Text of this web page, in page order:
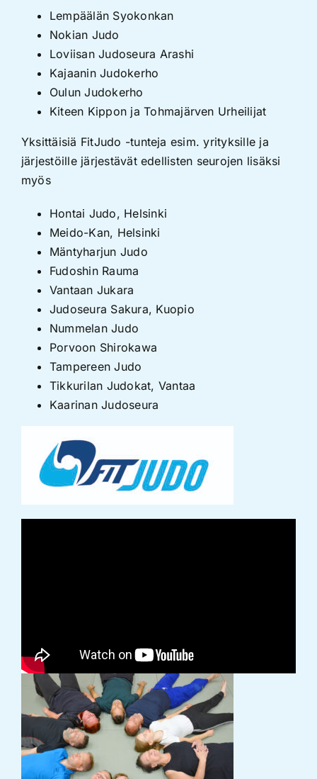
Lempäälän Syokonkan
Nokian Judo
Loviisan Judoseura Arashi
Kajaanin Judokerho
Oulun Judokerho
Kiteen Kippon ja Tohmajärven Urheilijat
Yksittäisiä FitJudo -tunteja esim. yrityksille ja
järjestöille järjestävät edellisten seurojen lisäksi
myös
Hontai Judo, Helsinki
Meido-Kan, Helsinki
Mäntyharjun Judo
Fudoshin Rauma
Vantaan Jukara
Judoseura Sakura, Kuopio
Nummelan Judo
Porvoon Shirokawa
Tampereen Judo
Tikkurilan Judokat, Vantaa
Kaarinan Judoseura